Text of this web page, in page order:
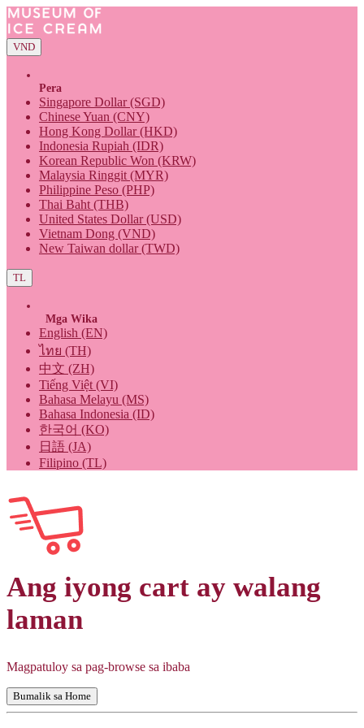
VND
Pera
Singapore Dollar (SGD)
Chinese Yuan (CNY)
Hong Kong Dollar (HKD)
Indonesia Rupiah (IDR)
Korean Republic Won (KRW)
Malaysia Ringgit (MYR)
Philippine Peso (PHP)
Thai Baht (THB)
United States Dollar (USD)
Vietnam Dong (VND)
New Taiwan dollar (TWD)
TL
Mga Wika
English (EN)
ไทย (TH)
中文 (ZH)
Tiếng Việt (VI)
Bahasa Melayu (MS)
Bahasa Indonesia (ID)
한국어 (KO)
日語 (JA)
Filipino (TL)
Ang iyong cart ay walang
laman
Magpatuloy sa pag-browse sa ibaba
Bumalik sa Home